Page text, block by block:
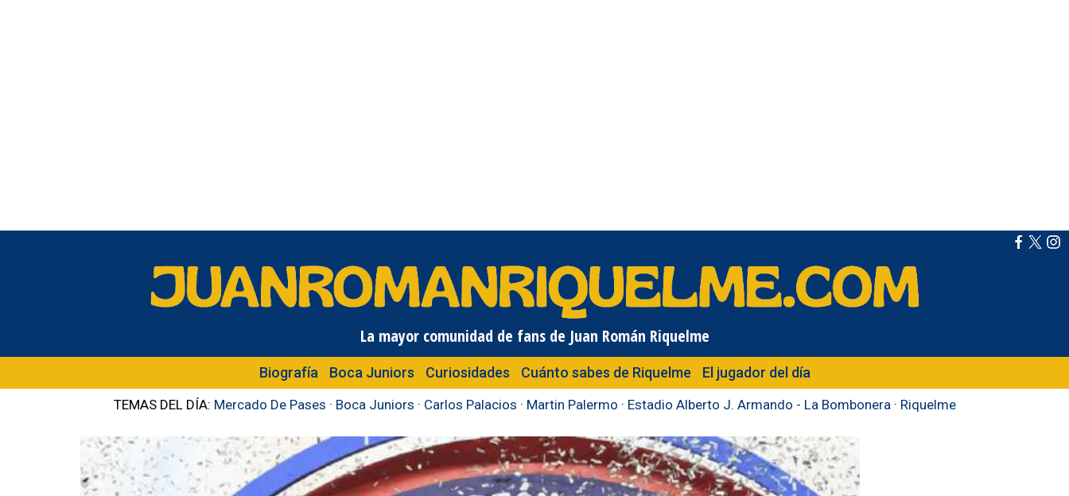
La mayor comunidad de fans de Juan Román Riquelme
Biografía Boca Juniors Curiosidades Cuánto sabes de Riquelme El jugador del día
TEMAS DEL DÍA: Mercado De Pases · Boca Juniors · Carlos Palacios · Martin Palermo · Estadio Alberto J. Armando - La Bombonera · Riquelme